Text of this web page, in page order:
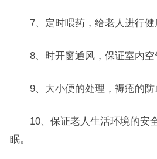
7、定时喂药，给老人进行健
8、时开窗通风，保证室内空
9、大小便的处理，褥疮的防
10、保证老人生活环境的安
眠。